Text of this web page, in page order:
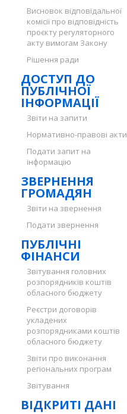
Висновок відповідальної
комісії про відповідність
проєкту регуляторного
акту вимогам Закону
Рішення ради
ДОСТУП ДО
ПУБЛІЧНОЇ
ІНФОРМАЦІЇ
Звіти на запити
Нормативно-правові акти
Подати запит на
інформацію
ЗВЕРНЕННЯ
ГРОМАДЯН
Звіти на звернення
Подати звернення
ПУБЛІЧНІ
ФІНАНСИ
Звітування головних
розпорядників коштів
обласного бюджету
Реєстри договорів
укладених
розпорядниками коштів
обласного бюджету
Звіти про виконання
регіональних програм
Звітування
ВІДКРИТІ ДАНІ